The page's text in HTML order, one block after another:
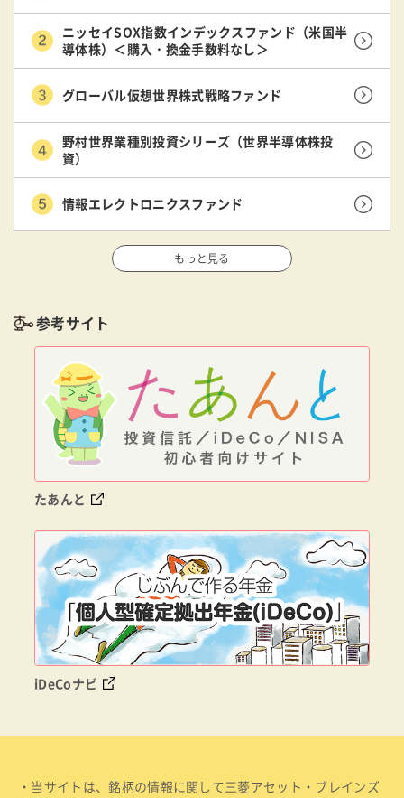
ニッセイSOX指数インデックスファンド（米国半
導体株）＜購入・換金手数料なし＞
グローバル仮想世界株式戦略ファンド
野村世界業種別投資シリーズ（世界半導体株投
資）
情報エレクトロニクスファンド
もっと見る
参考サイト
たあんと
iDeCoナビ
・当サイトは、銘柄の情報に関して三菱アセット・ブレインズ